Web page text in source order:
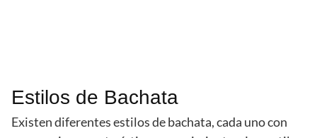
Estilos de Bachata
Existen diferentes estilos de bachata, cada uno con